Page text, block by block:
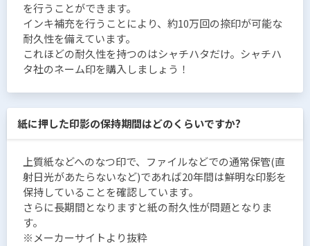
を行うことができます。
インキ補充を行うことにより、約10万回の捺印が可能な
耐久性を備えています。
これほどの耐久性を持つのはシャチハタだけ。シャチハ
タ社のネーム印を購入しましょう！
紙に押した印影の保持期間はどのくらいですか?
上質紙などへのなつ印で、ファイルなどでの通常保管(直
射日光があたらないなど)であれば20年間は鮮明な印影を
保持していることを確認しています。
さらに長期間となりますと紙の耐久性が問題となりま
す。
※メーカーサイトより抜粋